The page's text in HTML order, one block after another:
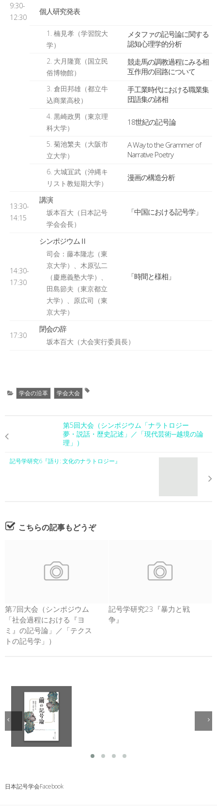
9:30-
12:30
個人研究発表
1. 楠見孝（学習院大
学）
メタファの記号論に関する
認知心理学的分析
2. 大月隆寛（国立民
俗博物館）
競走馬の調教過程にみる相
互作用の回路について
3. 倉田邦雄（都立牛
込商業高校）
手工業時代における職業集
団語集の諸相
4. 黒崎政男（東京理
科大学）
18世紀の記号論
5. 菊池繁夫（大阪市
立大学）
A Way to the Grammer of
Narrative Poetry
6. 大城冝武（沖縄キ
リスト教短期大学）
漫画の構造分析
13:30-
14:15
講演
坂本百大（日本記号
学会会長）
「中国における記号学」
14:30-
17:30
シンポジウムⅡ
司会：藤本隆志（東
京大学）、木原弘二
（慶應義塾大学）、
田島節夫（東京都立
大学）、原広司（東
京大学）
「時間と様相」
17:30
閉会の辞
坂本百大（大会実行委員長）
学会の沿革 学会大会
第5回大会（シンポジウム「ナラトロジー
夢・説話・歴史記述」／「現代芸術─越境の論
理」）
記号学研究6『語り: 文化のナラトロジー』
こちらの記事もどうぞ
第7回大会（シンポジウム
「社会過程における『ヨ
ミ』の記号論」／「テクス
トの記号学」）
記号学研究23『暴力と戦
争』
日本記号学会Facebook